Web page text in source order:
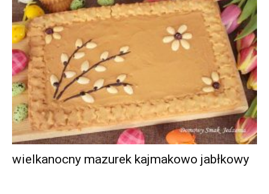
wielkanocny mazurek kajmakowo jabłkowy